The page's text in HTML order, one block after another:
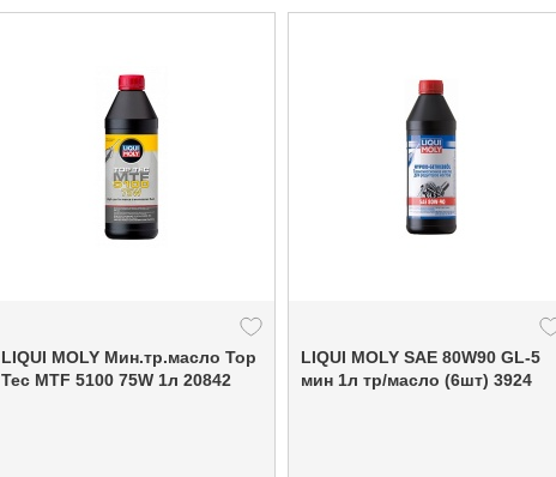
LIQUI MOLY Мин.тр.масло Top
Tec MTF 5100 75W 1л 20842
LIQUI MOLY SAE 80W90 GL-5
мин 1л тр/масло (6шт) 3924